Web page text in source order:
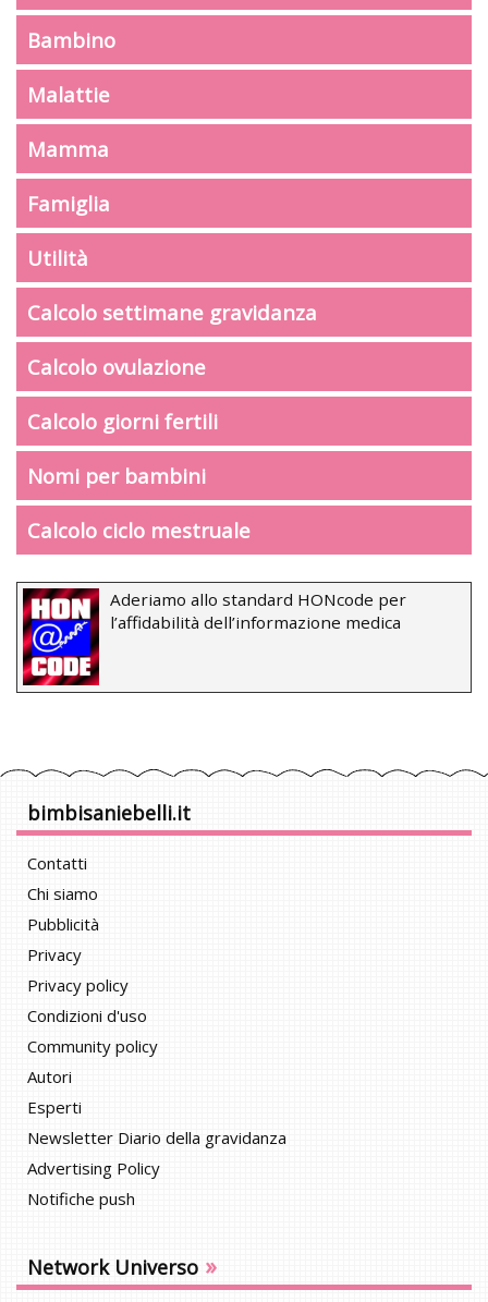
Bambino
Malattie
Mamma
Famiglia
Utilità
Calcolo settimane gravidanza
Calcolo ovulazione
Calcolo giorni fertili
Nomi per bambini
Calcolo ciclo mestruale
Aderiamo allo standard HONcode per
l’affidabilità dell’informazione medica
bimbisaniebelli.it
Contatti
Chi siamo
Pubblicità
Privacy
Privacy policy
Condizioni d'uso
Community policy
Autori
Esperti
Newsletter Diario della gravidanza
Advertising Policy
Notifiche push
Network Universo »